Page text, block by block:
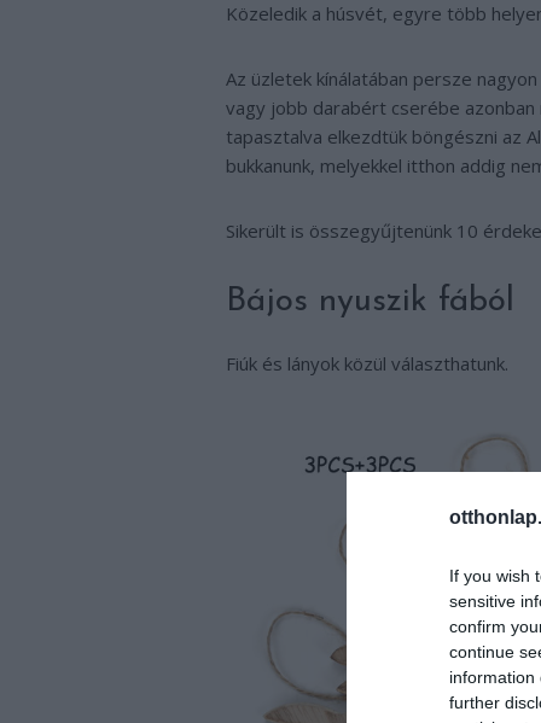
If you wish
sensitive
confirm
continue
information
further
Közeledik a húsvét, egyre több
Az üzletek kínálatában persze
vagy jobb darabért cserébe azonban
tapasztalva elkezdtük böngészni az
bukkanunk, melyekkel itthon addig
Sikerült is összegyűjtenünk 10
Bájos nyuszik fából
Fiúk és lányok közül választhatunk.